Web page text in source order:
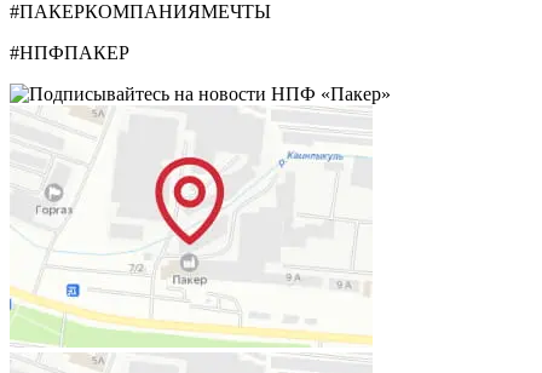
#ПАКЕРКОМПАНИЯМЕЧТЫ
#НПФПАКЕР